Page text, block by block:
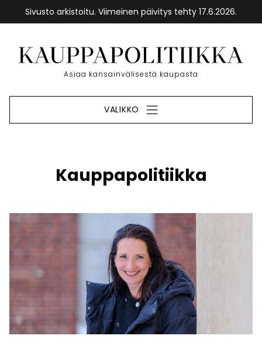
Sivusto arkistoitu. Viimeinen päivitys tehty 17.6.2026.
sisältöön
Etusivu
Asiaa kansainvälisestä kaupasta
VALIKKO
Kauppapolitiikka